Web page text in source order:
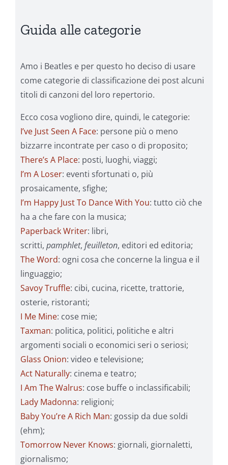
Guida alle categorie
Amo i Beatles e per questo ho deciso di usare
come categorie di classificazione dei post alcuni
titoli di canzoni del loro repertorio.
Ecco cosa vogliono dire, quindi, le categorie:
I’ve Just Seen A Face: persone più o meno
bizzarre incontrate per caso o di proposito;
There’s A Place: posti, luoghi, viaggi;
I’m A Loser: eventi sfortunati o, più
prosaicamente, sfighe;
I’m Happy Just To Dance With You: tutto ciò che
ha a che fare con la musica;
Paperback Writer: libri,
scritti, pamphlet, feuilleton, editori ed editoria;
The Word: ogni cosa che concerne la lingua e il
linguaggio;
Savoy Truffle: cibi, cucina, ricette, trattorie,
osterie, ristoranti;
I Me Mine: cose mie;
Taxman: politica, politici, politiche e altri
argomenti sociali o economici seri o seriosi;
Glass Onion: video e televisione;
Act Naturally: cinema e teatro;
I Am The Walrus: cose buffe o inclassificabili;
Lady Madonna: religioni;
Baby You’re A Rich Man: gossip da due soldi
(ehm);
Tomorrow Never Knows: giornali, giornaletti,
giornalismo;